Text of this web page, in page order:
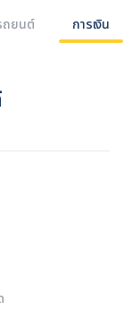
ถยนต์ การเงิน